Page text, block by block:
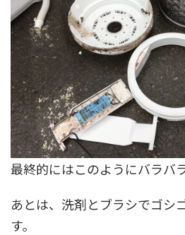
最終的にはこのようにバラバ
あとは、洗剤とブラシでゴシ
す。